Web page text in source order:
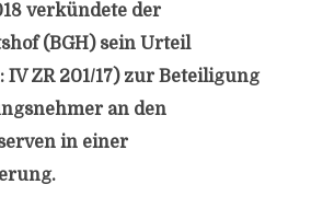
verkündete der
(BGH) sein Urteil
ZR 201/17) zur Beteiligung
an den
in einer